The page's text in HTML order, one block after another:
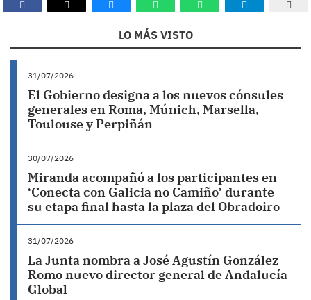
LO MÁS VISTO
31/07/2026
El Gobierno designa a los nuevos cónsules
generales en Roma, Múnich, Marsella,
Toulouse y Perpiñán
30/07/2026
Miranda acompañó a los participantes en
‘Conecta con Galicia no Camiño’ durante
su etapa final hasta la plaza del Obradoiro
31/07/2026
La Junta nombra a José Agustín González
Romo nuevo director general de Andalucía
Global